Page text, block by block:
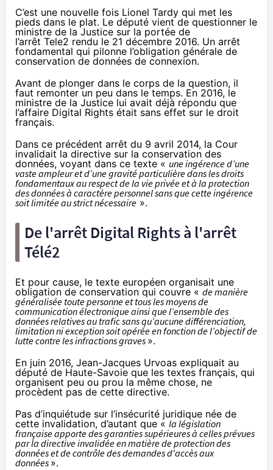
C’est une nouvelle fois Lionel Tardy qui met les
pieds dans le plat. Le député vient de questionner le
ministre de la Justice sur la portée de
l’arrêt Tele2 rendu le 21 décembre 2016. Un arrêt
fondamental qui pilonne l’obligation générale de
conservation de données de connexion.
Avant de plonger dans le corps de la question, il
faut remonter un peu dans le temps. En 2016, le
ministre de la Justice lui avait déjà répondu que
l’affaire Digital Rights était sans effet sur le droit
français.
Dans ce précédent arrêt du 9 avril 2014, la Cour
invalidait la directive sur la conservation des
données, voyant dans ce texte « une ingérence d’une
vaste ampleur et d’une gravité particulière dans les droits
fondamentaux au respect de la vie privée et à la protection
des données à caractère personnel sans que cette ingérence
soit limitée au strict nécessaire ».
De l'arrêt Digital Rights à l'arrêt
Télé2
Et pour cause, le texte européen organisait une
obligation de conservation qui couvre « de manière
généralisée toute personne et tous les moyens de
communication électronique ainsi que l’ensemble des
données relatives au trafic sans qu’aucune différenciation,
limitation ni exception soit opérée en fonction de l’objectif de
lutte contre les infractions graves ».
En juin 2016, Jean-Jacques Urvoas expliquait au
député de Haute-Savoie que les textes français, qui
organisent peu ou prou la même chose, ne
procèdent pas de cette directive.
Pas d’inquiétude sur l’insécurité juridique née de
cette invalidation, d’autant que « la législation
française apporte des garanties supérieures à celles prévues
par la directive invalidée en matière de protection des
données et de contrôle des demandes d'accès aux
données ».